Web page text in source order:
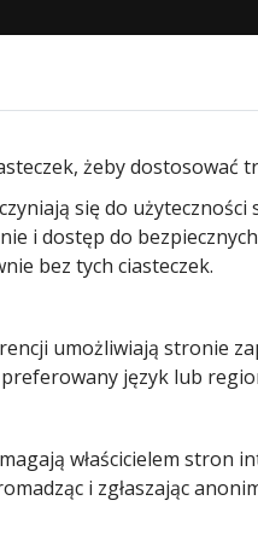
garażowych uchylnych /
żeby dostosować
się do
i dostęp do
bez tych ciasteczek.
umożliwiają stronie
język lub
właścicielem
i zgłaszając